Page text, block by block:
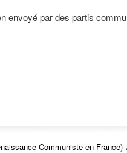
envoyé par des partis
Communiste en France)